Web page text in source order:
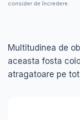
consider de încredere.
Multitudinea de
aceasta fosta
atragatoare pe